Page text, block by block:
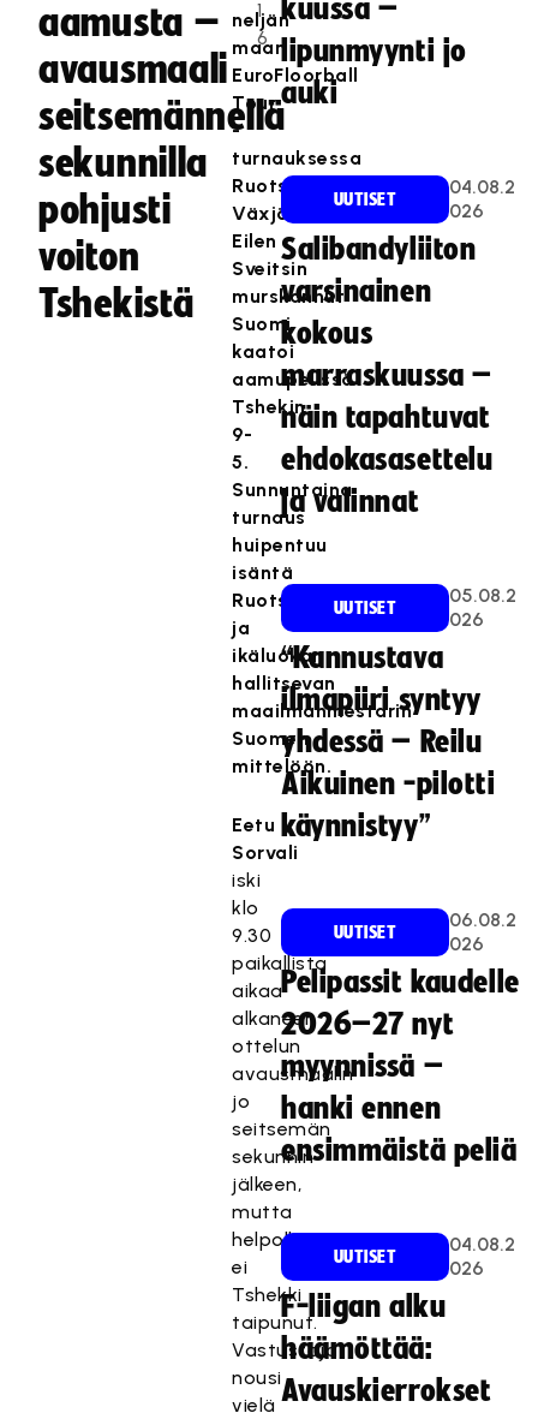
aamusta –
avausmaali
seitsemännellä
sekunnilla
pohjusti
voiton
Tshekistä
1
6
neljän
maan
EuroFloorball
Tour
-
turnauksessa
Ruotsin
Växjössä.
Eilen
Sveitsin
murskannut
Suomi
kaatoi
aamupelissä
Tshekin
9-
5.
Sunnuntaina
turnaus
huipentuu
isäntä
Ruotsin
ja
ikäluokan
hallitsevan
maailmanmestarin
Suomen
mittelöön.
Eetu
Sorvali
iski
klo
9.30
paikallista
aikaa
alkaneen
ottelun
avausmaalin
jo
seitsemän
sekunnin
jälkeen,
mutta
helpolla
ei
Tshekki
taipunut.
Vastustaja
nousi
vielä
kuussa –
lipunmyynti jo
auki
UUTISET
04.08.2
026
Salibandyliiton
varsinainen
kokous
marraskuussa –
näin tapahtuvat
ehdokasasettelu
ja valinnat
UUTISET
05.08.2
026
“Kannustava
ilmapiiri syntyy
yhdessä – Reilu
Aikuinen -pilotti
käynnistyy”
UUTISET
06.08.2
026
Pelipassit kaudelle
2026–27 nyt
myynnissä –
hanki ennen
ensimmäistä peliä
UUTISET
04.08.2
026
F-liigan alku
häämöttää:
Avauskierrokset